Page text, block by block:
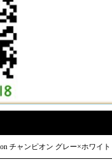
チャンピオン グレー×ホワイ